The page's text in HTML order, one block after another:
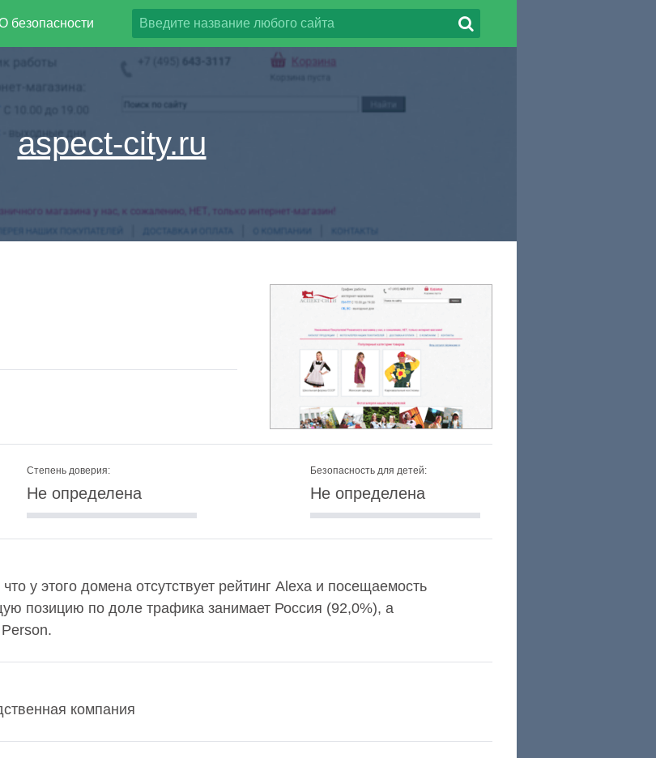
безопасности
aspect-city.ru
Степень доверия:
Не определена
Безопасность для детей:
Не определена
у этого домена отсутствует рейтинг Alexa и посещаемость
позицию по доле трафика занимает Россия (92,0%), а
компания